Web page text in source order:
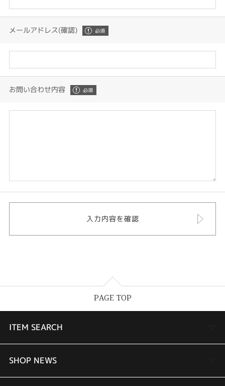
メールアドレス(確認)
お問い合わせ内容
PAGE TOP
ITEM SEARCH
婚約指輪
SHOP NEWS